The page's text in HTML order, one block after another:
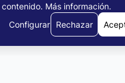
Más información.
Configurar
Rechazar